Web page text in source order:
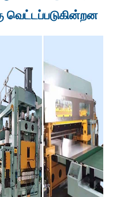
வெட்டப்படுகின்றன